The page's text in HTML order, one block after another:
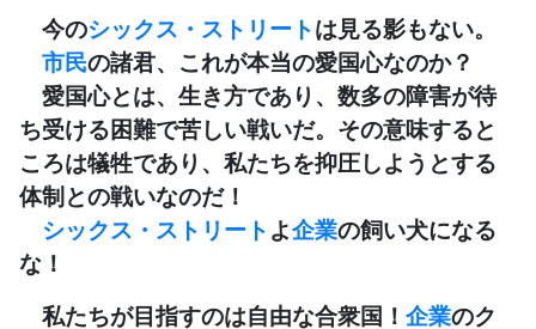
今のシックス・ストリートは見る影もない。
市民の諸君、これが本当の愛国心なのか？
愛国心とは、生き方であり、数多の障害が待
ち受ける困難で苦しい戦いだ。その意味すると
ころは犠牲であり、私たちを抑圧しようとする
体制との戦いなのだ！
シックス・ストリート よ企業の飼い犬になる
な！
私たちが目指すのは自由な合衆国！ 企業のク